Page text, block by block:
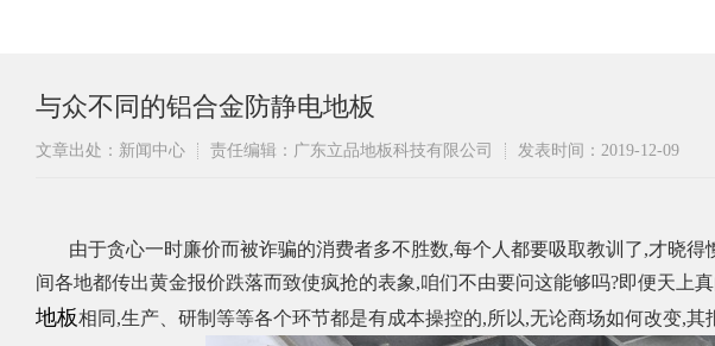
与众不同的铝合金防静电地板
文章出处：新闻中心 责任编辑：广东立品地板科技有限公司 发表时间：2019-12-09
​由于贪心一时廉价而被诈骗的消费者多不胜数,每个人都要吸取教训了,才晓得
间各地都传出黄金报价跌落而致使疯抢的表象,咱们不由要问这能够吗?即便天上
地板相同 ,生产、研制等等各个环节都是有成本操控的,所以,无论商场如何改变,其